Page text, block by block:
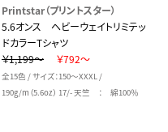
Printstar（プリントスター）
5.6オンス ヘビーウェイトリミテッ
ドカラーTシャツ
￥1,199～
￥792～
全15色 / サイズ：150～XXXL /
190g/m（5.6oz） 17/- 天竺 ： 綿100％